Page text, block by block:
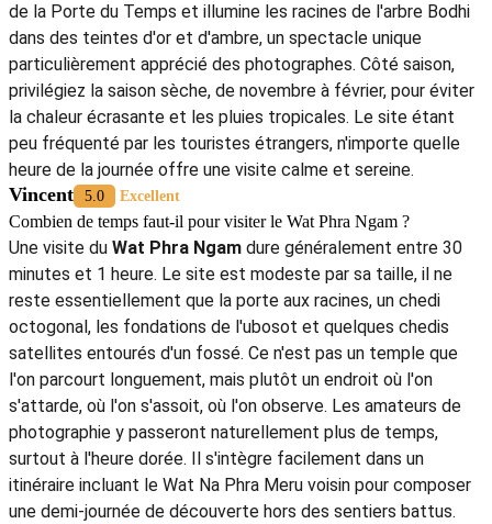
de la Porte du Temps et illumine les racines de l'arbre Bodhi
dans des teintes d'or et d'ambre, un spectacle unique
particulièrement apprécié des photographes. Côté saison,
privilégiez la saison sèche, de novembre à février, pour éviter
la chaleur écrasante et les pluies tropicales. Le site étant
peu fréquenté par les touristes étrangers, n'importe quelle
heure de la journée offre une visite calme et sereine.
Vincent 5.0 Excellent
Combien de temps faut-il pour visiter le Wat Phra Ngam ?
Une visite du Wat Phra Ngam dure généralement entre 30
minutes et 1 heure. Le site est modeste par sa taille, il ne
reste essentiellement que la porte aux racines, un chedi
octogonal, les fondations de l'ubosot et quelques chedis
satellites entourés d'un fossé. Ce n'est pas un temple que
l'on parcourt longuement, mais plutôt un endroit où l'on
s'attarde, où l'on s'assoit, où l'on observe. Les amateurs de
photographie y passeront naturellement plus de temps,
surtout à l'heure dorée. Il s'intègre facilement dans un
itinéraire incluant le Wat Na Phra Meru voisin pour composer
une demi-journée de découverte hors des sentiers battus.